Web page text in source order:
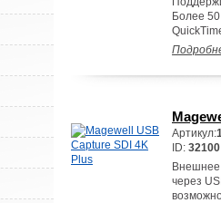
Более
Артикул:
ID: 32100
Внешнее
через